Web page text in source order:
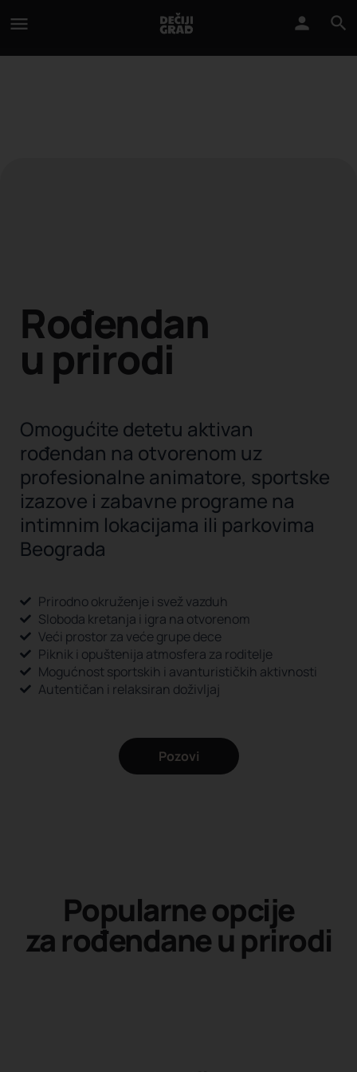
Rođendan
u prirodi
Omogućite detetu aktivan
rođendan na otvorenom uz
profesionalne animatore, sportske
izazove i zabavne programe na
intimnim lokacijama ili parkovima
Beograda
Prirodno okruženje i svež vazduh
Sloboda kretanja i igra na otvorenom
Veći prostor za veće grupe dece
Piknik i opuštenija atmosfera za roditelje
Mogućnost sportskih i avanturističkih aktivnosti
Autentičan i relaksiran doživljaj
Pozovi
Popularne opcije
za rođendane u prirodi